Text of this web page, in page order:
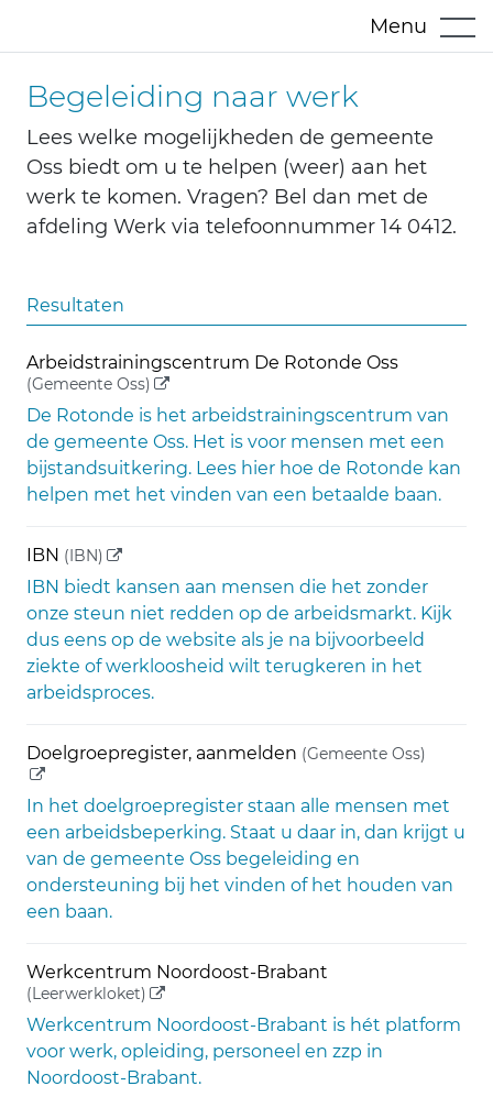
Menu
Begeleiding naar werk
Lees welke mogelijkheden de gemeente
Oss biedt om u te helpen (weer) aan het
werk te komen. Vragen? Bel dan met de
afdeling Werk via telefoonnummer 14 0412.
Resultaten
Arbeidstrainingscentrum De Rotonde Oss
(Gemeente Oss) (externe link)
De Rotonde is het arbeidstrainingscentrum van
de gemeente Oss. Het is voor mensen met een
bijstandsuitkering. Lees hier hoe de Rotonde kan
helpen met het vinden van een betaalde baan.
IBN (IBN) (externe link)
IBN biedt kansen aan mensen die het zonder
onze steun niet redden op de arbeidsmarkt. Kijk
dus eens op de website als je na bijvoorbeeld
ziekte of werkloosheid wilt terugkeren in het
arbeidsproces.
Doelgroepregister, aanmelden (Gemeente Oss)
In het doelgroepregister staan alle mensen met
een arbeidsbeperking. Staat u daar in, dan krijgt u
van de gemeente Oss begeleiding en
ondersteuning bij het vinden of het houden van
een baan.
Werkcentrum Noordoost-Brabant
(Leerwerkloket) (externe link)
Werkcentrum Noordoost-Brabant is hét platform
voor werk, opleiding, personeel en zzp in
Noordoost-Brabant.